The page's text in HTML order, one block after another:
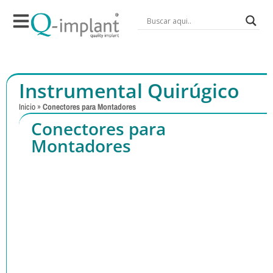
Instrumental Quirúgico
Inicio »Conectores para Montadores
Conectores para
Montadores